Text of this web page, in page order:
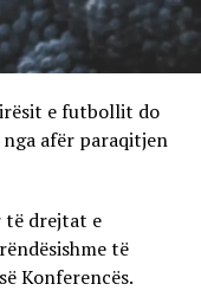
e futbollit do
afër paraqitjen
të drejtat e
të
Konferencës.